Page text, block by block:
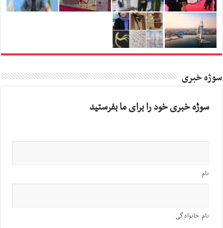
سوژه خبری
سوژه خبری خود را برای ما بفرستید
نام
نام خانوادگی